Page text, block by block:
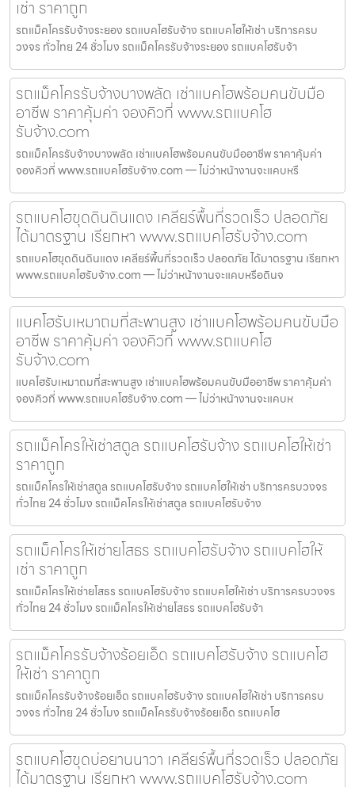
เช่า ราคาถูก
รถแม็คโครรับจ้างระยอง รถแบคโฮรับจ้าง รถแบคโฮให้เช่า บริการครบ
วงจร ทั่วไทย 24 ชั่วโมง รถแม็คโครรับจ้างระยอง รถแบคโฮรับจ้า
รถแม็คโครรับจ้างบางพลัด เช่าแบคโฮพร้อมคนขับมือ
อาชีพ ราคาคุ้มค่า จองคิวที่ www.รถแบคโฮ
รับจ้าง.com
รถแม็คโครรับจ้างบางพลัด เช่าแบคโฮพร้อมคนขับมืออาชีพ ราคาคุ้มค่า
จองคิวที่ www.รถแบคโฮรับจ้าง.com — ไม่ว่าหน้างานจะแคบหรื
รถแบคโฮขุดดินดินแดง เคลียร์พื้นที่รวดเร็ว ปลอดภัย
ได้มาตรฐาน เรียกหา www.รถแบคโฮรับจ้าง.com
รถแบคโฮขุดดินดินแดง เคลียร์พื้นที่รวดเร็ว ปลอดภัย ได้มาตรฐาน เรียกหา
www.รถแบคโฮรับจ้าง.com — ไม่ว่าหน้างานจะแคบหรือดินจ
แบคโฮรับเหมาถมที่สะพานสูง เช่าแบคโฮพร้อมคนขับมือ
อาชีพ ราคาคุ้มค่า จองคิวที่ www.รถแบคโฮ
รับจ้าง.com
แบคโฮรับเหมาถมที่สะพานสูง เช่าแบคโฮพร้อมคนขับมืออาชีพ ราคาคุ้มค่า
จองคิวที่ www.รถแบคโฮรับจ้าง.com — ไม่ว่าหน้างานจะแคบห
รถแม็คโครให้เช่าสตูล รถแบคโฮรับจ้าง รถแบคโฮให้เช่า
ราคาถูก
รถแม็คโครให้เช่าสตูล รถแบคโฮรับจ้าง รถแบคโฮให้เช่า บริการครบวงจร
ทั่วไทย 24 ชั่วโมง รถแม็คโครให้เช่าสตูล รถแบคโฮรับจ้าง
รถแม็คโครให้เช่ายโสธร รถแบคโฮรับจ้าง รถแบคโฮให้
เช่า ราคาถูก
รถแม็คโครให้เช่ายโสธร รถแบคโฮรับจ้าง รถแบคโฮให้เช่า บริการครบวงจร
ทั่วไทย 24 ชั่วโมง รถแม็คโครให้เช่ายโสธร รถแบคโฮรับจ้า
รถแม็คโครรับจ้างร้อยเอ็ด รถแบคโฮรับจ้าง รถแบคโฮ
ให้เช่า ราคาถูก
รถแม็คโครรับจ้างร้อยเอ็ด รถแบคโฮรับจ้าง รถแบคโฮให้เช่า บริการครบ
วงจร ทั่วไทย 24 ชั่วโมง รถแม็คโครรับจ้างร้อยเอ็ด รถแบคโฮ
รถแบคโฮขุดบ่อยานนาวา เคลียร์พื้นที่รวดเร็ว ปลอดภัย
ได้มาตรฐาน เรียกหา www.รถแบคโฮรับจ้าง.com